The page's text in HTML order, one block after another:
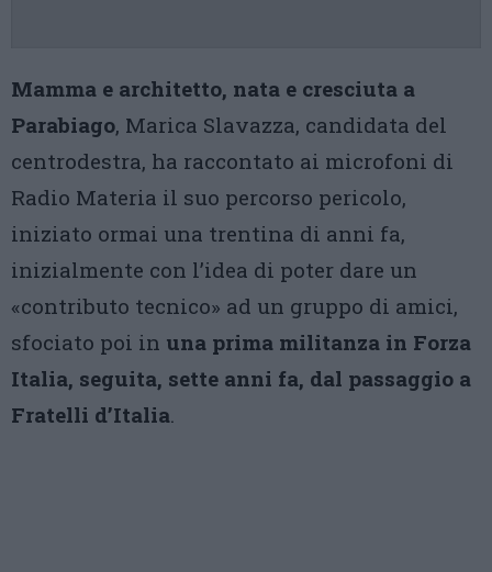
Mamma e architetto, nata e cresciuta a
Parabiago, Marica Slavazza, candidata del
centrodestra, ha raccontato ai microfoni di
Radio Materia il suo percorso pericolo,
iniziato ormai una trentina di anni fa,
inizialmente con l’idea di poter dare un
«contributo tecnico» ad un gruppo di amici,
sfociato poi in una prima militanza in Forza
Italia, seguita, sette anni fa, dal passaggio a
Fratelli d’Italia.